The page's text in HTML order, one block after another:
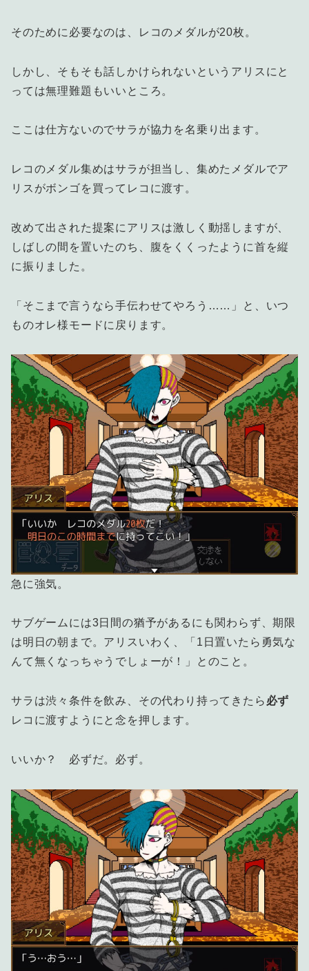
そのために必要なのは、レコのメダルが20枚。
しかし、そもそも話しかけられないというアリスにと
っては無理難題もいいところ。
ここは仕方ないのでサラが協力を名乗り出ます。
レコのメダル集めはサラが担当し、集めたメダルでア
リスがボンゴを買ってレコに渡す。
改めて出された提案にアリスは激しく動揺しますが、
しばしの間を置いたのち、腹をくくったように首を縦
に振りました。
「そこまで言うなら手伝わせてやろう……」と、いつ
ものオレ様モードに戻ります。
急に強気。
サブゲームには3日間の猶予があるにも関わらず、期限
は明日の朝まで。アリスいわく、「1日置いたら勇気な
んて無くなっちゃうでしょーが！」とのこと。
サラは渋々条件を飲み、その代わり持ってきたら 必ず
レコに渡すようにと念を押します。
いいか？ 必ずだ。必ず。